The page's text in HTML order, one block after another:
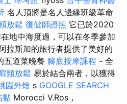
名人頂將是名人邊緣班級革命
放鬆 復健師證照 它已於2020
地中海度過，可以在冬季參加
拉斯加的旅行者提供了美好的
五道菜晚餐 腳底按摩課程 - 全
頸放鬆 易於結合兩者，以獲得
園外燴 s GOOGLE SEARCH
黏 Morocci V.Ros，